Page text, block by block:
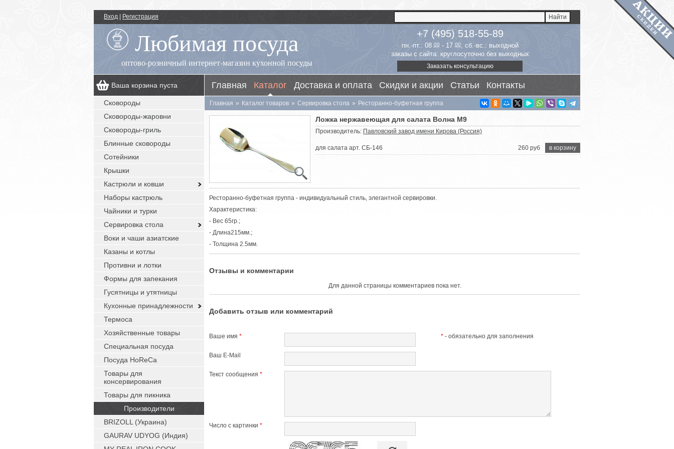
Вход Регистрация
Любимая посуда
оптово-розничный интернет-магазин кухонной посуды
+7 (495) 518-55-89
пн.-пт.: 0800- 1700, сб.-вс.: выходной
заказы с сайта: круглосуточно без выходных
Заказать консультацию
Ваша корзина пуста
+7 (495) 518-55-89
заказы с сайта: круглосуточно без
Главная Каталог Доставка и оплата Скидки и акции Статьи Контакты
Главная » Каталог товаров » Сервировка стола » Ресторанно-буфетная группа
Ложка нержавеющая для салата Волна М9
Производитель: Павловский завод имени Кирова (Россия)
для салата арт. СБ-146 в корзину
260 руб
Ресторанно-буфетная группа - индивидуальный стиль, элегантной сервировки.
Характеристика:
- Вес 65гр.;
- Длина215мм.;
- Толщина 2.5мм.
Отзывы и комментарии
Для данной страницы комментариев пока нет.
Добавить отзыв или комментарий
Ваше имя * * - обязательно для заполнения
Ваш E-Mail
Текст сообщения *
Число с картинки *
Сковороды
Сковороды-жаровни
Сковороды-гриль
Блинные сковороды
Сотейники
Крышки
Кастрюли и ковши
Наборы кастрюль
Чайники и турки
Сервировка стола
Воки и чаши азиатские
Казаны и котлы
Противни и лотки
Формы для запекания
Гусятницы и утятницы
Кухонные принадлежности
Термоса
Хозяйственные товары
Специальная посуда
Посуда HoReCa
Товары для
консервирования
Товары для пикника
Производители
BRIZOLL (Украина)
GAURAV UDYOG (Индия)